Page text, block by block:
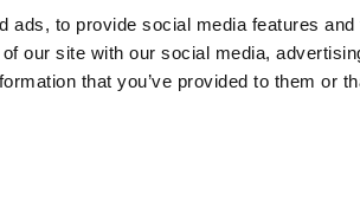
ads, to provide social media features
our site with our social media,
that you’ve provided to them or
local ?